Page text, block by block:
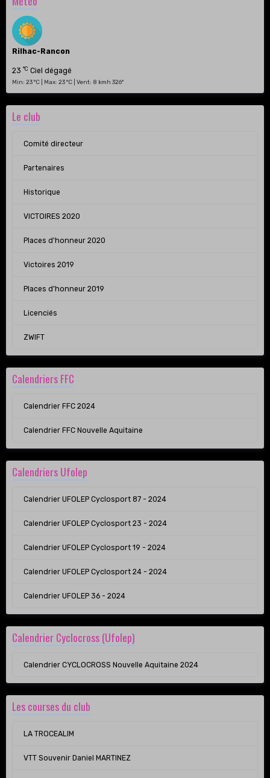
Rilhac-Rancon
23 °C Ciel dégagé
Min: 23 °C | Max: 23 °C | Vent: 8 kmh 326°
Le club
Comité directeur
Partenaires
Historique
VICTOIRES 2020
Places d'honneur 2020
Victoires 2019
Places d'honneur 2019
Licenciés
ZWIFT
Calendriers FFC
Calendrier FFC 2024
Calendrier FFC Nouvelle Aquitaine
Calendriers Ufolep
Calendrier UFOLEP Cyclosport 87 - 2024
Calendrier UFOLEP Cyclosport 23 - 2024
Calendrier UFOLEP Cyclosport 19 - 2024
Calendrier UFOLEP Cyclosport 24 - 2024
Calendrier UFOLEP 36 - 2024
Calendrier Cyclocross (Ufolep)
Calendrier CYCLOCROSS Nouvelle Aquitaine 2024
Les courses du club
LA TROCEALIM
VTT Souvenir Daniel MARTINEZ